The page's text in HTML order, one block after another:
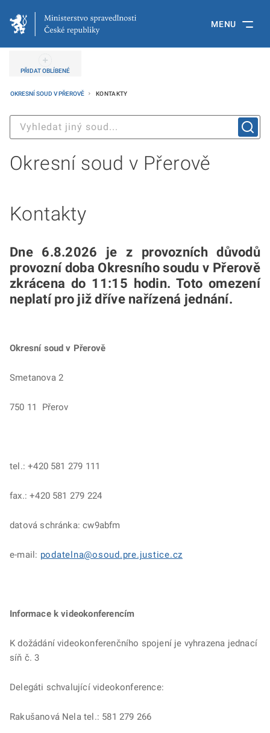
MENU
PŘIDAT OBLÍBENÉ
OKRESNÍ SOUD V PŘEROVĚ KONTAKTY
Okresní soud v Přerově
Kontakty
Dne 6.8.2026 je z provozních důvodů
provozní doba Okresního soudu v Přerově
zkrácena do 11:15 hodin. Toto omezení
neplatí pro již dříve nařízená jednání.
Okresní soud v Přerově
Smetanova 2
750 11 Přerov
tel.: +420 581 279 111
fax.: +420 581 279 224
datová schránka: cw9abfm
e-mail: podatelna@osoud.pre.justice.cz
Informace k videokonferencím
K dožádání videokonferenčního spojení je vyhrazena jednací
síň č. 3
Delegáti schvalující videokonference:
Rakušanová Nela tel.: 581 279 266